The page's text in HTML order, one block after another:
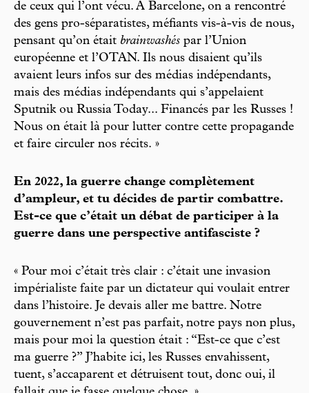
de ceux qui l’ont vécu. À Barcelone, on a rencontré
des gens pro-séparatistes, méfiants vis-à-vis de nous,
pensant qu’on était brainwashés par l’Union
européenne et l’OTAN. Ils nous disaient qu’ils
avaient leurs infos sur des médias indépendants,
mais des médias indépendants qui s’appelaient
Sputnik ou Russia Today... Financés par les Russes !
Nous on était là pour lutter contre cette propagande
et faire circuler nos récits. »
En 2022, la guerre change complètement
d’ampleur, et tu décides de partir combattre.
Est-ce que c’était un débat de participer à la
guerre dans une perspective antifasciste ?
« Pour moi c’était très clair : c’était une invasion
impérialiste faite par un dictateur qui voulait entrer
dans l’histoire. Je devais aller me battre. Notre
gouvernement n’est pas parfait, notre pays non plus,
mais pour moi la question était : “Est-ce que c’est
ma guerre ?” J’habite ici, les Russes envahissent,
tuent, s’accaparent et détruisent tout, donc oui, il